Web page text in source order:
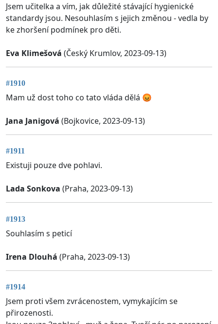
Jsem učitelka a vím, jak důležité stávající hygienické
standardy jsou. Nesouhlasím s jejich změnou - vedla by
ke zhoršení podmínek pro děti.
Eva Klimešová (Český Krumlov, 2023-09-13)
#1910
Mam už dost toho co tato vláda dělá 😡
Jana Janigová (Bojkovice, 2023-09-13)
#1911
Existuji pouze dve pohlavi.
Lada Sonkova (Praha, 2023-09-13)
#1913
Souhlasím s peticí
Irena Dlouhá (Praha, 2023-09-13)
#1914
Jsem proti všem zvrácenostem, vymykajícím se
přirozenosti.